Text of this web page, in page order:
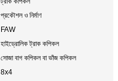
প্রকৌশল ও নির্মাণ
FAW
হাইড্রোলিক ট্রাক কপিকল
সোজা বাগ কপিকল বা ভাঁজ কপিকল
8x4